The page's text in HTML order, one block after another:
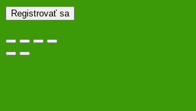
Registrovať sa